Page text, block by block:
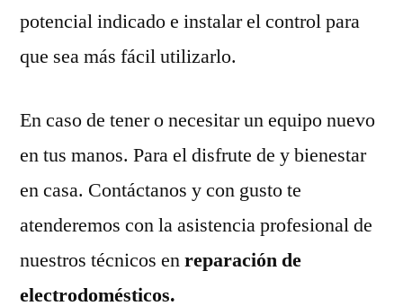
potencial indicado e instalar el control para
que sea más fácil utilizarlo.
En caso de tener o necesitar un equipo nuevo
en tus manos. Para el disfrute de y bienestar
en casa. Contáctanos y con gusto te
atenderemos con la asistencia profesional de
nuestros técnicos enreparación de
electrodomésticos.